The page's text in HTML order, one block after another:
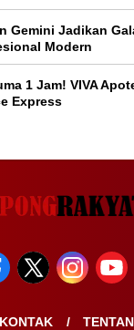
Gemini Jadikan
Modern
1 Jam! VIVA
Express
KONTAK